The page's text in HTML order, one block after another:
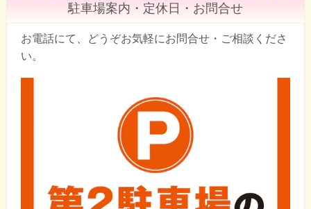
駐車場案内・定休日・お問合せ
お電話にて、どうぞお気軽にお問合せ・ご相談くださ
い。